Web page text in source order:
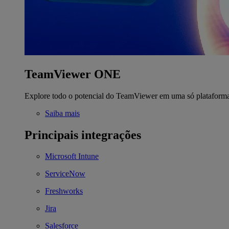
TeamViewer ONE
Explore todo o potencial do TeamViewer em uma só
Saiba mais
Principais integrações
Microsoft Intune
ServiceNow
Freshworks
Jira
Salesforce